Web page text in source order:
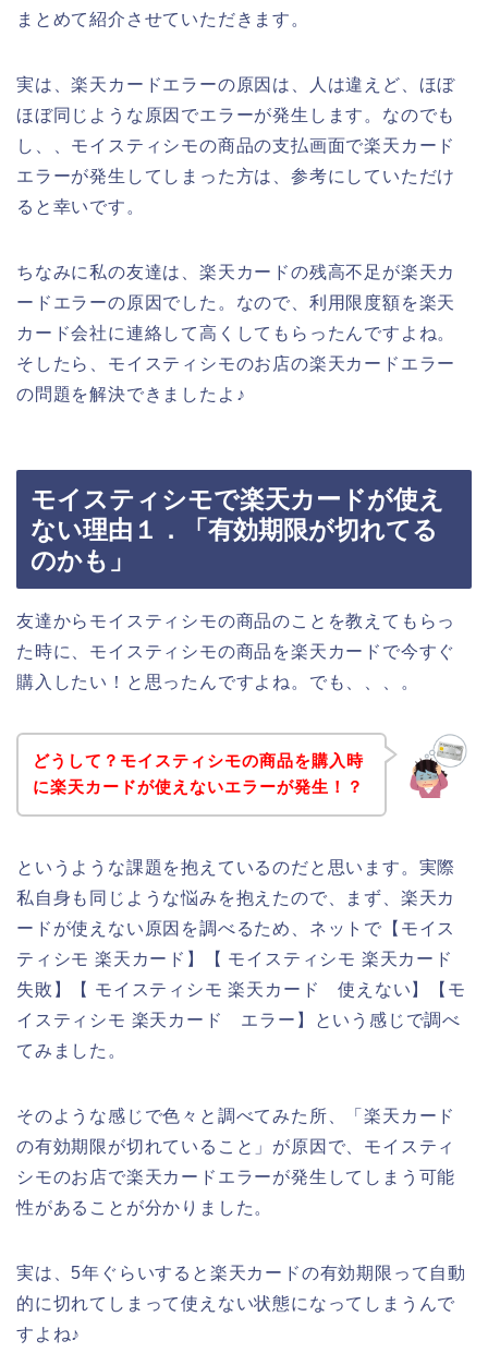
まとめて紹介させていただきます。
実は、楽天カードエラーの原因は、人は違えど、ほぼ
ほぼ同じような原因でエラーが発生します。なのでも
し、、モイスティシモの商品の支払画面で楽天カード
エラーが発生してしまった方は、参考にしていただけ
ると幸いです。
ちなみに私の友達は、楽天カードの残高不足が楽天カ
ードエラーの原因でした。なので、利用限度額を楽天
カード会社に連絡して高くしてもらったんですよね。
そしたら、モイスティシモのお店の楽天カードエラー
の問題を解決できましたよ♪
モイスティシモで楽天カードが使え
ない理由１．「有効期限が切れてる
のかも」
友達からモイスティシモの商品のことを教えてもらっ
た時に、モイスティシモの商品を楽天カードで今すぐ
購入したい！と思ったんですよね。でも、、、。
どうして？モイスティシモの商品を購入時
に楽天カードが使えないエラーが発生！？
というような課題を抱えているのだと思います。実際
私自身も同じような悩みを抱えたので、まず、楽天カ
ードが使えない原因を調べるため、ネットで【モイス
ティシモ 楽天カード】【 モイスティシモ 楽天カード
失敗】【 モイスティシモ 楽天カード 使えない】【モ
イスティシモ 楽天カード エラー】という感じで調べ
てみました。
そのような感じで色々と調べてみた所、「楽天カード
の有効期限が切れていること」が原因で、モイスティ
シモのお店で楽天カードエラーが発生してしまう可能
性があることが分かりました。
実は、5年ぐらいすると楽天カードの有効期限って自動
的に切れてしまって使えない状態になってしまうんで
すよね♪